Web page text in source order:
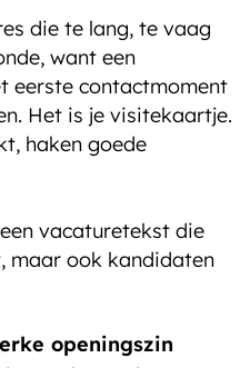
die te lang, te vaag
want een
eerste contactmoment
Het is je visitekaartje.
haken goede
vacaturetekst die
maar ook kandidaten
openingszin